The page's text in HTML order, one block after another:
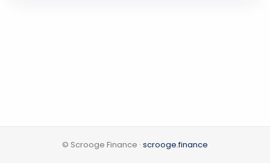
© Scrooge Finance · scrooge.finance